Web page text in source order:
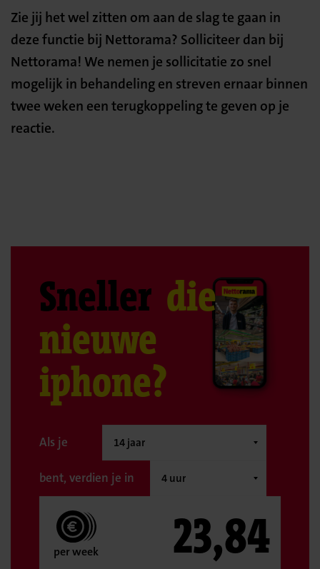
Zie jij het wel zitten om aan de slag te gaan in
deze functie bij Nettorama? Solliciteer dan bij
Nettorama! We nemen je sollicitatie zo snel
mogelijk in behandeling en streven ernaar binnen
twee weken een terugkoppeling te geven op je
reactie.
Sneller die
nieuwe
iphone?
Als je
bent, verdien je in
per week 23,84